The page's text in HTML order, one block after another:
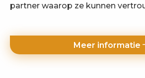
partner waarop ze kunnen
Meer informatie